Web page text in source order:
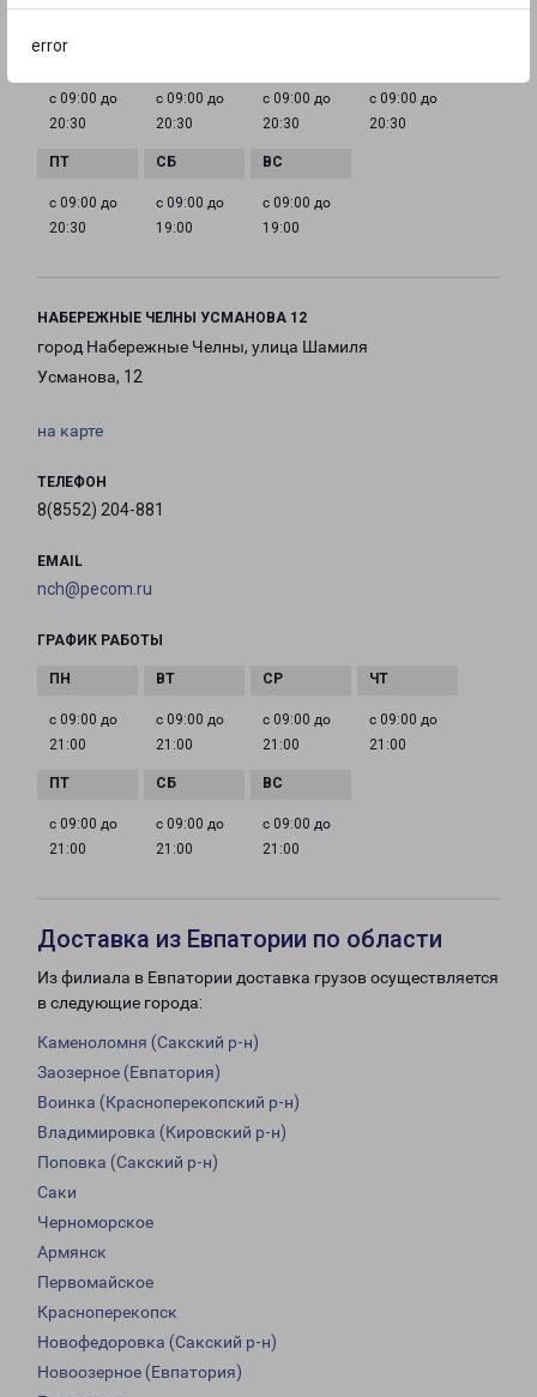
error
с 09:00 до
20:30
с 09:00 до
20:30
с 09:00 до
20:30
с 09:00 до
20:30
с 09:00 до
20:30
с 09:00 до
19:00
с 09:00 до
19:00
НАБЕРЕЖНЫЕ ЧЕЛНЫ УСМАНОВА 12
город Набережные Челны, улица Шамиля
Усманова, 12
на карте
ТЕЛЕФОН
8(8552) 204-881
EMAIL
nch@pecom.ru
ГРАФИК РАБОТЫ
с 09:00 до
21:00
с 09:00 до
21:00
с 09:00 до
21:00
с 09:00 до
21:00
с 09:00 до
21:00
с 09:00 до
21:00
с 09:00 до
21:00
Доставка из Евпатории по области
Из филиала в Евпатории доставка грузов осуществляется
в следующие города:
Каменоломня (Сакский р-н)
Заозерное (Евпатория)
Воинка (Красноперекопский р-н)
Владимировка (Кировский р-н)
Поповка (Сакский р-н)
Саки
Черноморское
Армянск
Первомайское
Красноперекопск
Новофедоровка (Сакский р-н)
Новоозерное (Евпатория)